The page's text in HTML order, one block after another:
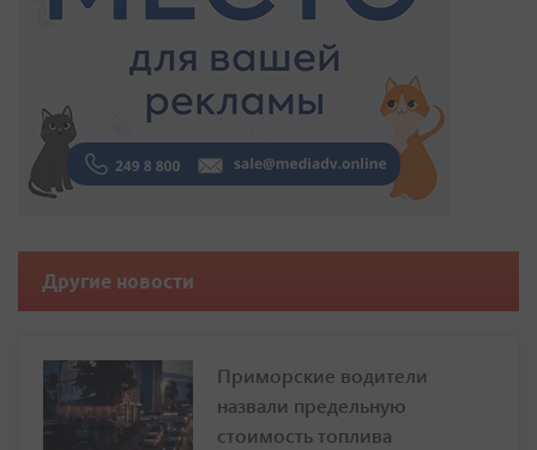
Другие новости
Приморские водители
назвали предельную
стоимость топлива